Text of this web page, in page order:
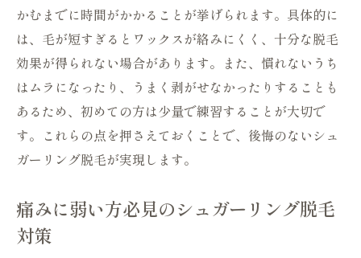
かむまでに時間がかかることが挙げられます。具体的に
は、毛が短すぎるとワックスが絡みにくく、十分な脱毛
効果が得られない場合があります。また、慣れないうち
はムラになったり、うまく剥がせなかったりすることも
あるため、初めての方は少量で練習することが大切で
す。これらの点を押さえておくことで、後悔のないシュ
ガーリング脱毛が実現します。
痛みに弱い方必見のシュガーリング脱毛
対策